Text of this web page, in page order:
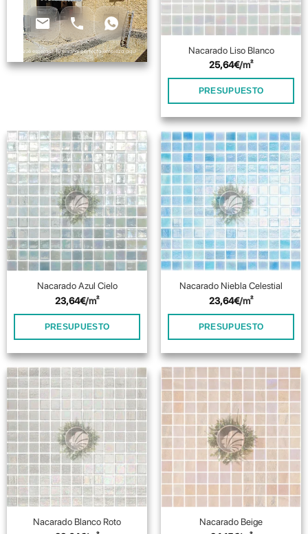
elegir
en
la
página
de
elegir
la
página
de
producto
¿Qué esperas? Tu piscina perfecta empieza aquí
Nacarado Liso Blanco
25,64€/m²
PRESUPUESTO
Nacarado Azul Cielo
23,64€/m²
PRESUPUESTO
Nacarado Niebla Celestial
23,64€/m²
PRESUPUESTO
Nacarado Blanco Roto
Nacarado Beige